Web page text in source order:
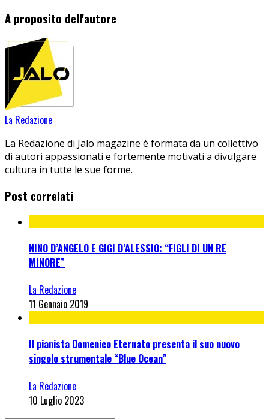
A proposito dell'autore
La Redazione
La Redazione di Jalo magazine è formata da un collettivo
di autori appassionati e fortemente motivati a divulgare
cultura in tutte le sue forme.
Post correlati
NINO D’ANGELO E GIGI D’ALESSIO: “FIGLI DI UN RE
MINORE”
La Redazione
11 Gennaio 2019
Il pianista Domenico Eternato presenta il suo nuovo
singolo strumentale “Blue Ocean”
La Redazione
10 Luglio 2023